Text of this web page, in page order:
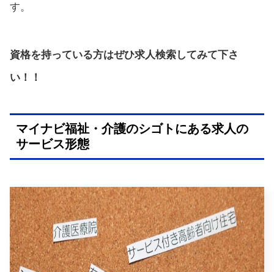
す。
資格を持っている方はぜひ求人検索してみて下さ
い！！
マイナビ福祉・介護のシゴトにある求人の
サービス形態